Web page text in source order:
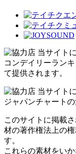
当サイト
コンデイリーラン
て提供されます。
当サイト
ジャパンチャート
このサイトに掲載
材の著作権法上の
す。
これらの素材をい